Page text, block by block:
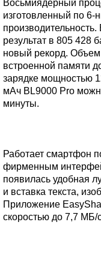
Восьмиядерный
изготовленный по 6-
результат в 805 428
новый рекорд.
встроенной памяти
зарядке мощностью
мАч BL9000 Pro
минуты.
Работает смартфон
фирменным
появилась удобная
и вставка текста,
Приложение
скоростью до 7,7 МБ/